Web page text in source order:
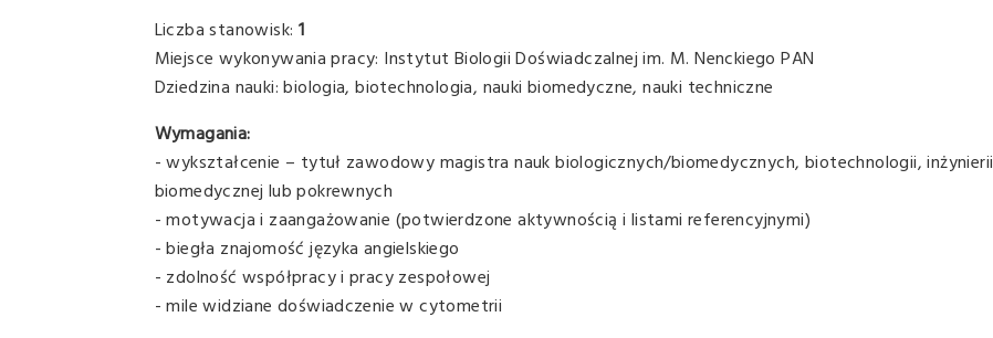
Liczba stanowisk: 1
Miejsce wykonywania pracy: Instytut Biologii Doświadczalnej im. M. Nenckiego PAN
Dziedzina nauki: biologia, biotechnologia, nauki biomedyczne, nauki techniczne
Wymagania:
- wykształcenie – tytuł zawodowy magistra nauk biologicznych/biomedycznych, biotechnologii, inżynierii
biomedycznej lub pokrewnych
- motywacja i zaangażowanie (potwierdzone aktywnością i listami referencyjnymi)
- biegła znajomość języka angielskiego
- zdolność współpracy i pracy zespołowej
- mile widziane doświadczenie w cytometrii